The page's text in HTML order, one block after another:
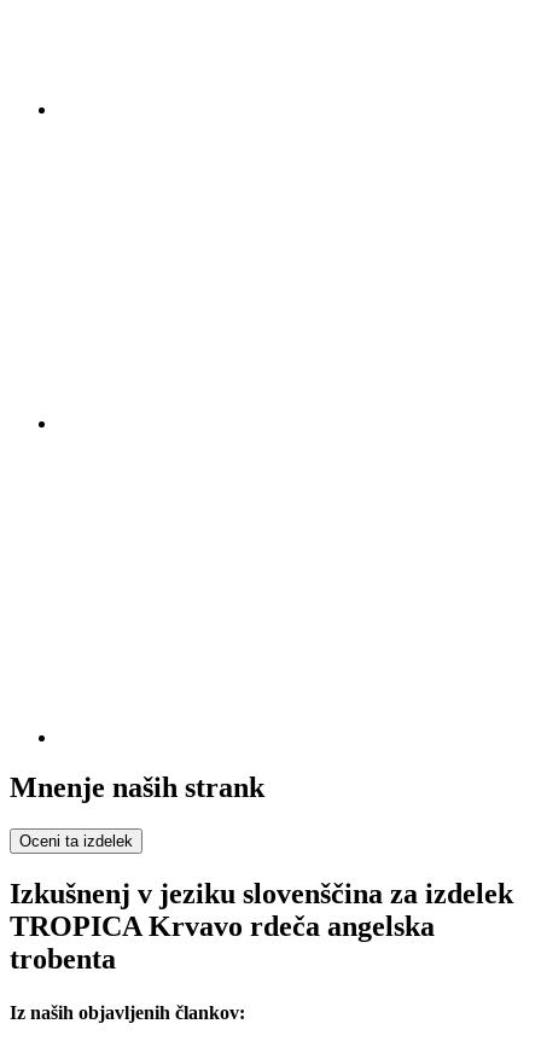
Mnenje naših strank
Oceni ta izdelek
Izkušnenj v jeziku slovenščina za izdelek
TROPICA Krvavo rdeča angelska
trobenta
Iz naših objavljenih člankov: